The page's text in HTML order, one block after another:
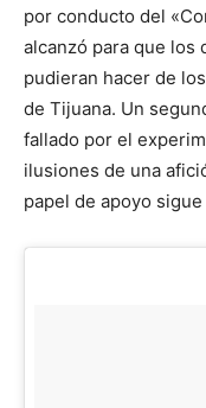
por conducto del
alcanzó para que los
pudieran hacer de
de Tijuana. Un
fallado por el
ilusiones de una
papel de apoyo